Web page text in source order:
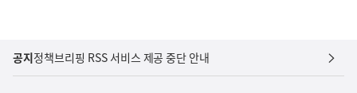
공지정책브리핑 RSS 서비스 제공 중단 안내